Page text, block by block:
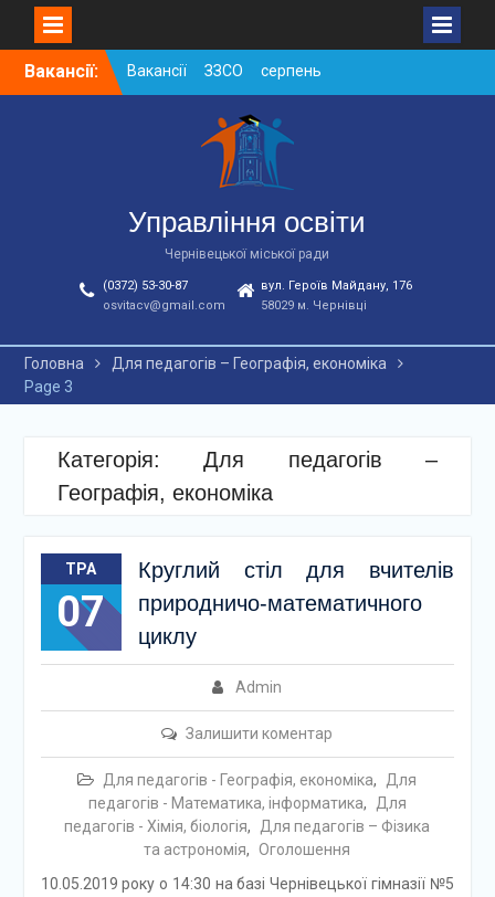
SkipВакансії:
Вакансії ЗЗСО серпень
2026
Вакансії ЗЗСО червень
Вакансії у ЗДО та
дошкільних підрозділах
ЗЗСО станом на
01.08.2026 р.
Управління освіти
Чернівецької міської ради
(0372) 53-30-87
osvitacv@gmail.com
вул. Героїв Майдану, 176
58029 м. Чернівці
Головна
Для педагогів – Географія, економіка
Page 3
Категорія: Для педагогів –
Географія, економіка
ТРА
07
Круглий стіл для вчителів
природничо-математичного
циклу
Admin
Залишити коментар
Для педагогів - Географія, економіка,
Для
педагогів - Математика, інформатика,
Для
педагогів - Хімія, біологія,
Для педагогів – Фізика
та астрономія, Оголошення
10.05.2019 року о 14:30 на базі Чернівецької гімназії №5